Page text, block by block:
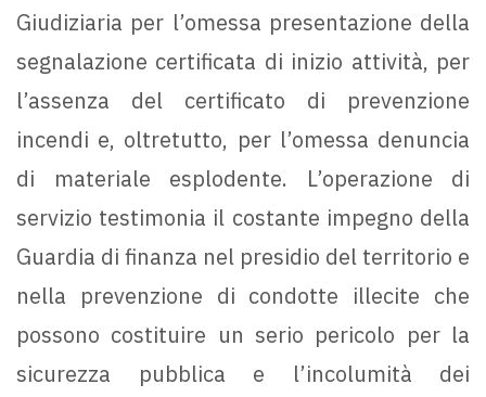
Giudiziaria per l’omessa presentazione della
segnalazione certificata di inizio attività, per
l’assenza del certificato di prevenzione
incendi e, oltretutto, per l’omessa denuncia
di materiale esplodente. L’operazione di
servizio testimonia il costante impegno della
Guardia di finanza nel presidio del territorio e
nella prevenzione di condotte illecite che
possono costituire un serio pericolo per la
sicurezza pubblica e l’incolumità dei